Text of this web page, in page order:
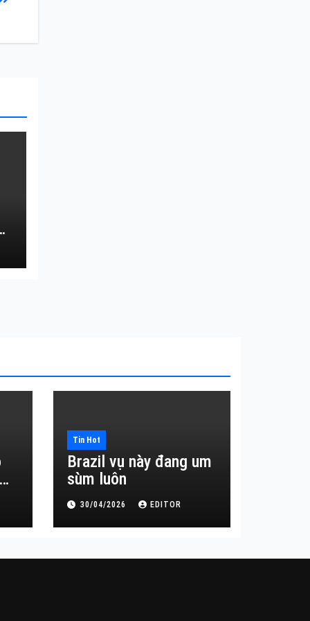
Tin Hot
Brazil vụ này đang um
sùm luôn
30/04/2026 EDITOR